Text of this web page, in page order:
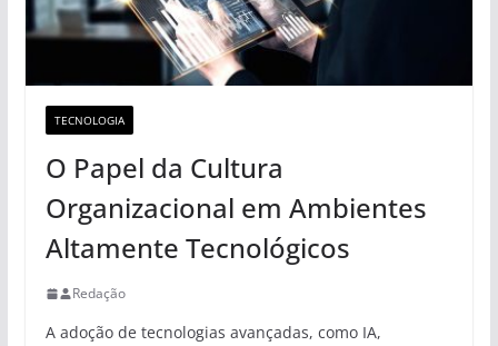
TECNOLOGIA
O Papel da Cultura
Organizacional em Ambientes
Altamente Tecnológicos
Redação
A adoção de tecnologias avançadas, como IA,